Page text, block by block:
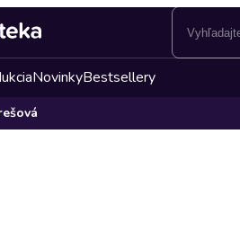
NovinkyBestsellery